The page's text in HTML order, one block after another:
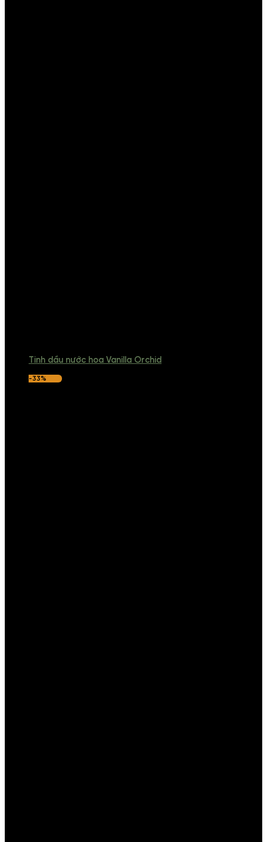
Tinh dầu nước hoa Vanilla Orchid
-33%